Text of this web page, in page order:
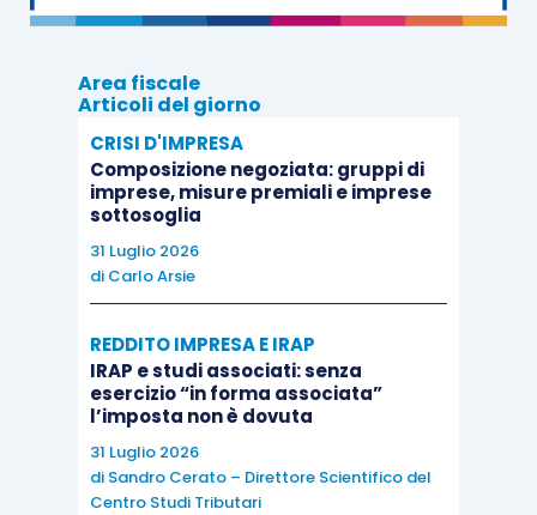
Cosa bere con il risotto pere e provolone
piccante? Potete abbinare a questo primo piatto
vino bianco seccoche avete usato durante la
Gewurztraminer Alto Adige DOC
sentori floreali e speziati, fresco, aromatico e
persistente.
Una volta impiattato, se gradite, potete
aggiungere a questo risotto una spolverata di
cannellao delmiele.
Area fiscale
Articoli del giorno
CRISI D'IMPRESA
Composizione negoziata: gruppi di
imprese, misure premiali e imprese
sottosoglia
31 Luglio 2026
di Carlo Arsie
REDDITO IMPRESA E IRAP
IRAP e studi associati: senza
esercizio “in forma associata”
l’imposta non è dovuta
31 Luglio 2026
di Sandro Cerato – Direttore Scientifico del
Centro Studi Tributari